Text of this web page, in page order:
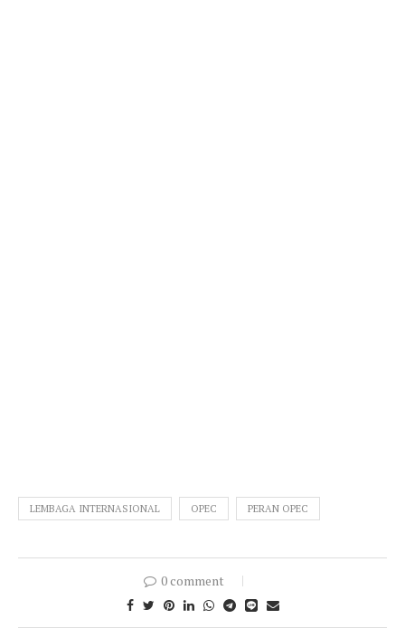
LEMBAGA INTERNASIONAL OPEC PERAN OPEC
0 comment